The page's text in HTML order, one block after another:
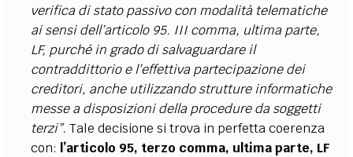
verifica di stato passivo con modalità telematiche
ai sensi dell’articolo 95. III comma, ultima parte,
LF, purché in grado di salvaguardare il
contraddittorio e l’effettiva partecipazione dei
creditori, anche utilizzando strutture informatiche
messe a disposizioni della procedure da soggetti
terzi”. Tale decisione si trova in perfetta coerenza
con: l’articolo 95, terzo comma, ultima parte, LF